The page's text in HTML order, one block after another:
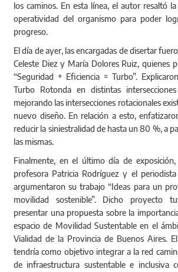
los caminos. En esta línea, el autor resaltó
operatividad del organismo para poder
progreso.
El día de ayer, las encargadas de disertar
Celeste Diez y María Dolores Ruiz, quienes
“Seguridad + Eficiencia = Turbo”.
Turbo Rotonda en distintas
mejorando las intersecciones rotacionales
nuevo diseño. En relación a esto,
reducir la siniestralidad de hasta un 80 %, a
las mismas.
Finalmente, en el último día de
profesora Patricia Rodríguez y el periodista
argumentaron su trabajo “Ideas para un
movilidad sostenible”. Dicho proyecto
presentar una propuesta sobre la
espacio de Movilidad Sustentable en el
Vialidad de la Provincia de Buenos Aires.
tendría como objetivo integrar a la red
de infraestructura sustentable e inclusiva